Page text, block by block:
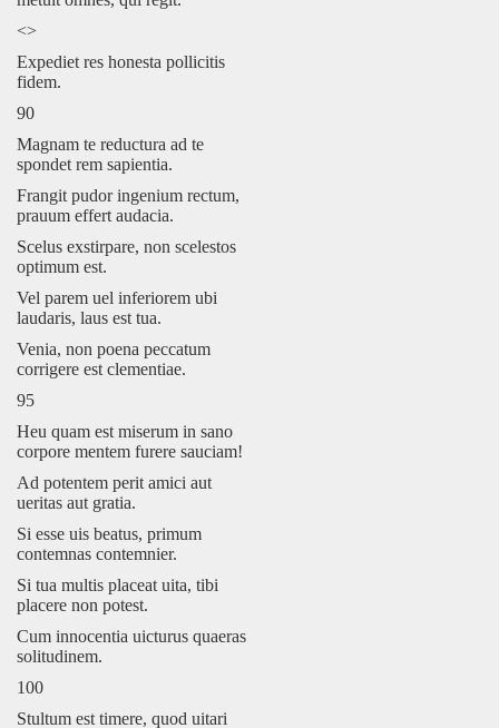
<>
Expediet res honesta pollicitis
fidem.
90
Magnam te reductura ad te
spondet rem sapientia.
Frangit pudor ingenium rectum,
prauum effert audacia.
Scelus exstirpare, non scelestos
optimum est.
Vel parem uel inferiorem ubi
laudaris, laus est tua.
Venia, non poena peccatum
corrigere est clementiae.
95
Heu quam est miserum in sano
corpore mentem furere sauciam!
Ad potentem perit amici aut
ueritas aut gratia.
Si esse uis beatus, primum
contemnas contemnier.
Si tua multis placeat uita, tibi
placere non potest.
Cum innocentia uicturus quaeras
solitudinem.
100
Stultum est timere, quod uitari